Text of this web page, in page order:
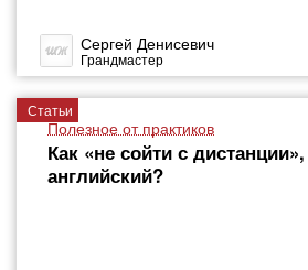
Сергей Денисевич
Грандмастер
Статьи
Полезное от практиков
Как «не сойти с
английский?